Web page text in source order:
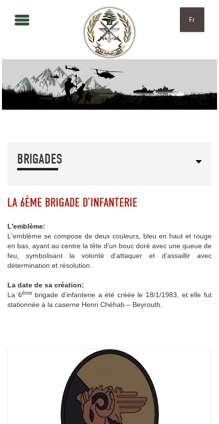
Fr
BRIGADES
LA 6ÈME BRIGADE D’INFANTERIE
L'emblème:
L'emblème se compose de deux couleurs, bleu en haut et rouge
en bas, ayant au centre la tête d'un bouc doré avec une queue de
feu, symbolisant la volonté d'attaquer et d'assaillir avec
détermination et résolution.
La date de sa création:
La 6èmebrigade d’infanterie a été créée le 18/1/1983, et elle fut
stationnée à la caserne Henri Chéhab – Beyrouth.